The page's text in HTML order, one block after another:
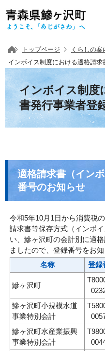
トップページ くらしの案
インボイス制度における適格請
インボイス制度
書発行事業者登
適格請求書（イン
番号のお知らせ
令和5年10月1日から消費税
請求書等保存方式（インボ
い、鰺ヶ沢町の会計別に適
ましたので、登録番号をお知
名称
登録
鰺ヶ沢町
鰺ヶ沢町小規模水道
事業特別会計
鰺ヶ沢町水産業振興
事業特別会計